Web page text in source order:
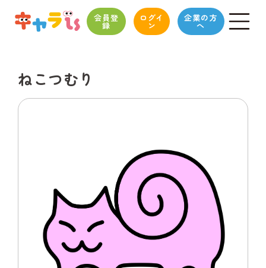
会員登
録
ログイ
ン
企業の方
へ
ねこつむり